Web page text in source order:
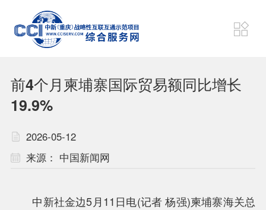
财经要闻
东盟资讯
战略
前4个月柬埔寨国际贸易额同比增长
19.9%
2026-05-12
来源： 中国新闻网
中新社金边5月11日电(记者 杨强)柬埔寨海关总